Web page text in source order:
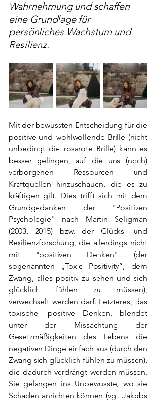
Wahrnehmung und schaffen
eine Grundlage für
persönliches Wachstum und
Resilienz.
Mit der bewussten Entscheidung für die
positive und wohlwollende Brille (nicht
unbedingt die rosarote Brille) kann es
besser gelingen, auf die uns (noch)
verborgenen Ressourcen und
Kraftquellen hinzuschauen, die es zu
kräftigen gilt. Dies trifft sich mit dem
Grundgedanken der "Positiven
Psychologie" nach Martin Seligman
(2003, 2015) bzw. der Glücks- und
Resilienzforschung, die allerdings nicht
mit "positiven Denken" (der
sogenannten „Toxic Positivity“, dem
Zwang, alles positiv zu sehen und sich
glücklich fühlen zu müssen),
verwechselt werden darf. Letzteres, das
toxische, positive Denken, blendet
unter der Missachtung der
Gesetzmäßigkeiten des Lebens die
negativen Dinge einfach aus (durch den
Zwang sich glücklich fühlen zu müssen),
die dadurch verdrängt werden müssen.
Sie gelangen ins Unbewusste, wo sie
Schaden anrichten können (vgl. Jakobs